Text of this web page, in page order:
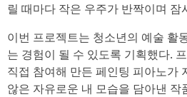
릴 때마다 작은 우주가 반짝이며
이번 프로젝트는 청소년의 예술 활
는 경험이 될 수 있도록 기획했다.
직접 참여해 만든 페인팅 피아노가
않은 자유로운 내 모습을 담아낸